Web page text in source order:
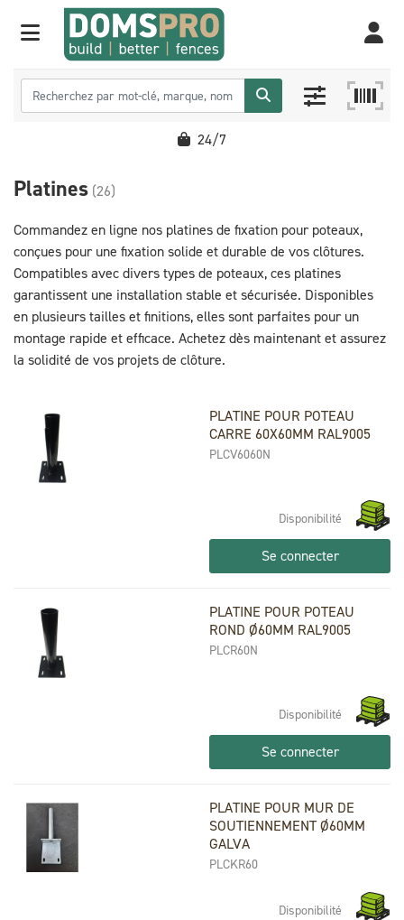
24/7
Platines (26)
Commandez en ligne nos platines de fixation pour poteaux,
conçues pour une fixation solide et durable de vos clôtures.
Compatibles avec divers types de poteaux, ces platines
garantissent une installation stable et sécurisée. Disponibles
en plusieurs tailles et finitions, elles sont parfaites pour un
montage rapide et efficace. Achetez dès maintenant et assurez
la solidité de vos projets de clôture.
PLATINE POUR POTEAU
CARRE 60X60MM RAL9005
PLCV6060N
Disponibilité
Se connecter
PLATINE POUR POTEAU
ROND Ø60MM RAL9005
PLCR60N
Disponibilité
Se connecter
PLATINE POUR MUR DE
SOUTIENNEMENT Ø60MM
GALVA
PLCKR60
Disponibilité